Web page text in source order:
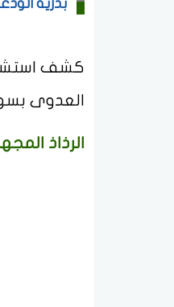
بدرية
كشف
العدوى
الرذاذ المجهري قد يصل إلى 8